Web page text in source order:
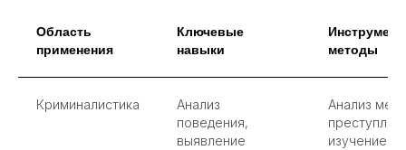
Область
применения
Ключевые
навыки
методы
Криминалистика
Анализ
поведения,
выявление
Анализ
изучение